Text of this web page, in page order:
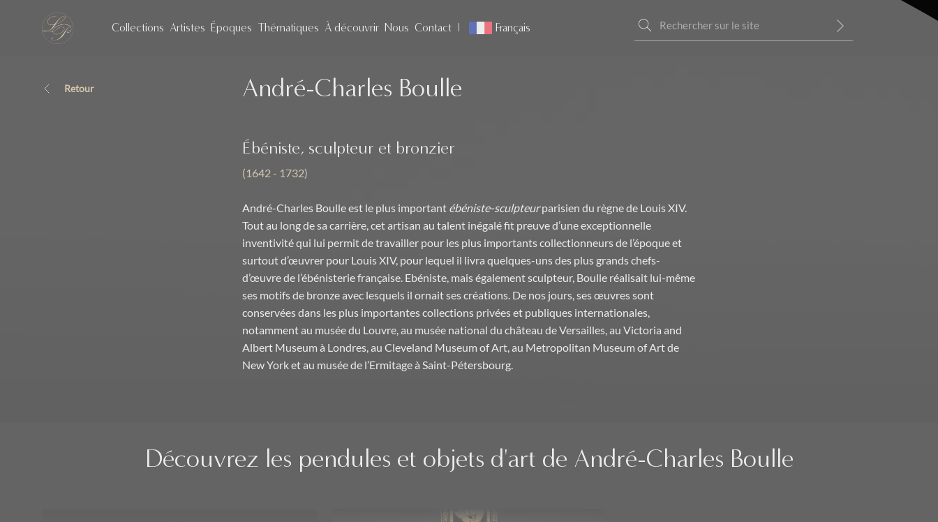
Collections Artistes Époques Thématiques À découvrir Nous Contact Français
Retour André-Charles Boulle
Ébéniste, sculpteur et bronzier
(1642 - 1732)
André-Charles Boulle est le plus important ébéniste-sculpteurparisien du règne de Louis XIV.
Tout au long de sa carrière, cet artisan au talent inégalé fit preuve d’une exceptionnelle
inventivité qui lui permit de travailler pour les plus importants collectionneurs de l’époque et
surtout d’œuvrer pour Louis XIV, pour lequel il livra quelques-uns des plus grands chefs-
d’œuvre de l’ébénisterie française. Ebéniste, mais également sculpteur, Boulle réalisait lui-même
ses motifs de bronze avec lesquels il ornait ses créations. De nos jours, ses œuvres sont
conservées dans les plus importantes collections privées et publiques internationales,
notamment au musée du Louvre, au musée national du château de Versailles, au Victoria and
Albert Museum à Londres, au Cleveland Museum of Art, au Metropolitan Museum of Art de
New York et au musée de l’Ermitage à Saint-Pétersbourg.
Découvrez les pendules et objets d'art de André-Charles Boulle